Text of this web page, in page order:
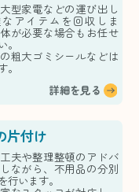
型家電などの運び出し
アイテムを回収しま
が必要な場合もお任せ
。
粗大ゴミシールなどは
。
詳細を見る
片付け
夫や整理整頓のアドバ
ながら、不用品の分別
行います。